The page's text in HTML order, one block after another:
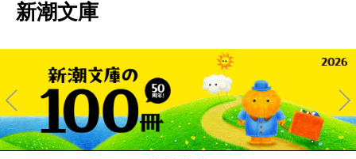
新潮文庫
Pre
v
Ne
xt